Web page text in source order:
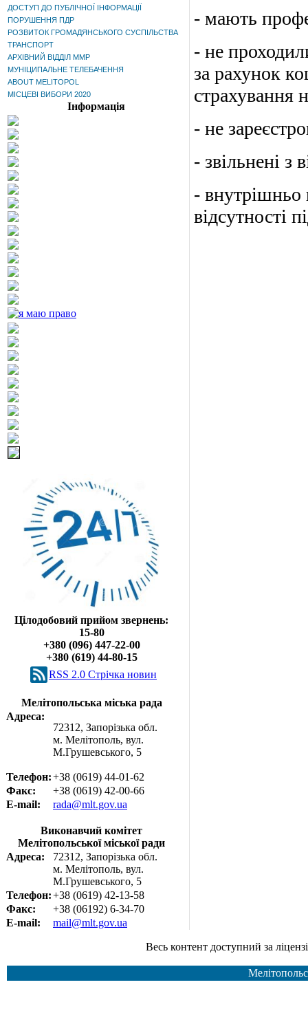
ДОСТУП ДО ПУБЛІЧНОЇ ІНФОРМАЦІЇ
ПОРУШЕННЯ ПДР
РОЗВИТОК ГРОМАДЯНСЬКОГО СУСПІЛЬСТВА
ТРАНСПОРТ
АРХІВНИЙ ВІДДІЛ ММР
МУНІЦИПАЛЬНЕ ТЕЛЕБАЧЕННЯ
ABOUT MELITOPOL
МІСЦЕВІ ВИБОРИ 2020
Інформація
Цілодобовий прийом звернень:
15-80
+380 (096) 447-22-00
+380 (619) 44-80-15
RSS 2.0 Cтрічка новин
Мелітопольська міська рада
Адреса:
72312, Запорізька обл.
м. Мелітополь, вул.
М.Грушевського, 5
Телефон:+38 (0619) 44-01-62
Факс:
+38 (0619) 42-00-66
E-mail:
rada@mlt.gov.ua
Виконавчий комітет
Мелітопольської міської ради
Адреса:
72312, Запорізька обл.
м. Мелітополь, вул.
М.Грушевського, 5
Телефон:+38 (0619) 42-13-58
Факс:
+38 (06192) 6-34-70
E-mail:
mail@mlt.gov.ua
- мають
- не
за рахунок
страхування
- не
- звільнені з
- внутрішньо
відсутності
Весь контент доступний за ліцензією Creative